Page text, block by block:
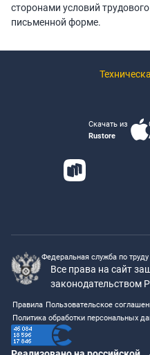
сторонами условий
письменной форме.
Скачать из
Rustore
Федеральная служба по труду
Все права на сайт
законодательством
Правила Пользовательское
Политика обработки персональных